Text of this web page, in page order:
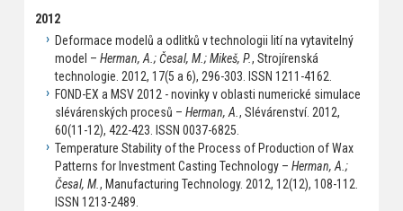
2012
Deformace modelů a odlitků v technologii lití na vytavitelný
model – Herman, A.; Česal, M.; Mikeš, P., Strojírenská
technologie. 2012, 17(5 a 6), 296-303. ISSN 1211-4162.
FOND-EX a MSV 2012 - novinky v oblasti numerické simulace
slévárenských procesů – Herman, A. , Slévárenství. 2012,
60(11-12), 422-423. ISSN 0037-6825.
Temperature Stability of the Process of Production of Wax
Patterns for Investment Casting Technology – Herman, A.;
Česal, M., Manufacturing Technology. 2012, 12(12), 108-112.
ISSN 1213-2489.